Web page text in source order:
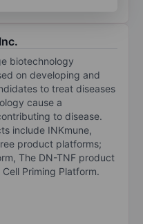
biotechnology
on developing and
to treat diseases
cause a
to disease.
include INKmune,
product platforms;
The DN-TNF product
Priming Platform.